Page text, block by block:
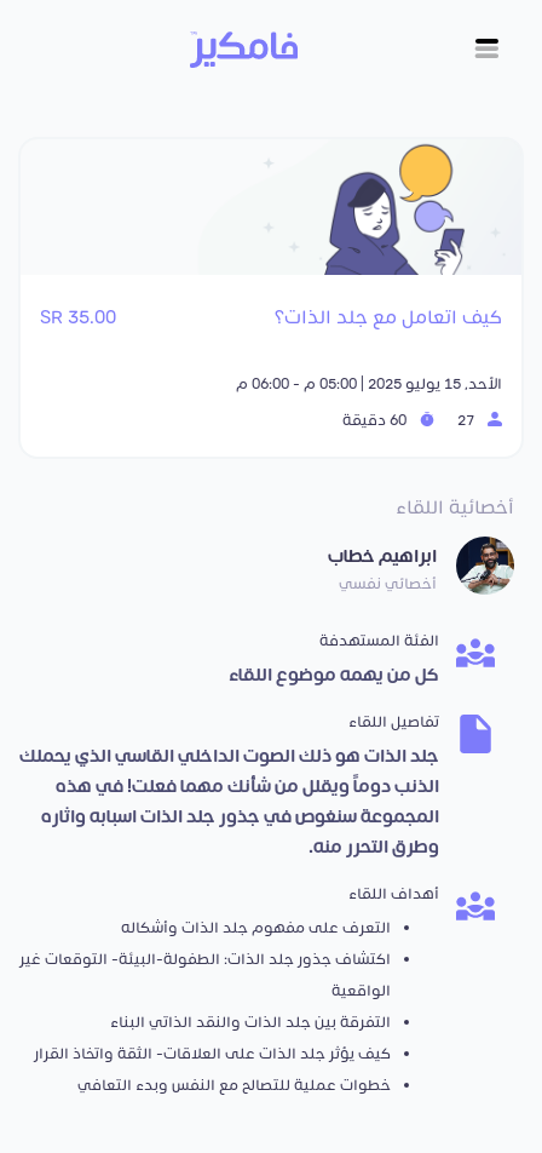
كيف اتعامل مع جلد الذات؟ 35.00 SR
الأحد, 15 يوليو 2025 | 05:00 م - 06:00 م
أخصائية اللقاء
ابراهيم خطاب
أخصائي نفسي
الفئة المستهدفة
كل من يهمه موضوع اللقاء
تفاصيل اللقاء
جلد الذات هو ذلك الصوت الداخلي القاسي الذي يحملك
الذنب دوماً ويقلل من شأنك مهما فعلت! في هذه
المجموعة سنغوص في جذور جلد الذات اسبابه واثاره
وطرق التحرر منه.
أهداف اللقاء
التعرف على مفهوم جلد الذات وأشكاله
اكتشاف جذور جلد الذات: الطفولة-البيئة- التوقعات غير
الواقعية
التفرقة بين جلد الذات والنقد الذاتي البناء
كيف يؤثر جلد الذات على العلاقات- الثقة واتخاذ القرار
خطوات عملية للتصالح مع النفس وبدء التعافي